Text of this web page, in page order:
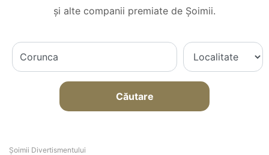
și alte companii premiate de Șoimii.
Căutare
Şoimii Divertismentului